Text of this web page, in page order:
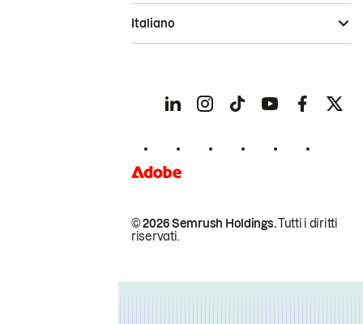
© 2026 Semrush Holdings.Tutti i diritti
riservati.
Italiano